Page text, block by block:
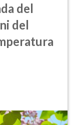
del
del